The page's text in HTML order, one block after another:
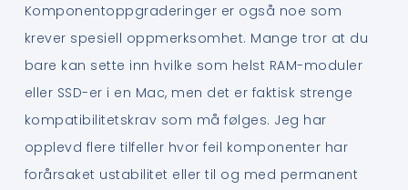
Komponentoppgraderinger er også noe som
krever spesiell oppmerksomhet. Mange tror at du
bare kan sette inn hvilke som helst RAM-moduler
eller SSD-er i en Mac, men det er faktisk strenge
kompatibilitetskrav som må følges. Jeg har
opplevd flere tilfeller hvor feil komponenter har
forårsaket ustabilitet eller til og med permanent